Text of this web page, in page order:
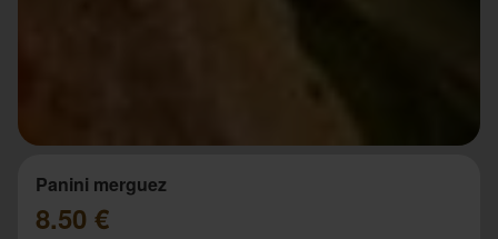
Panini merguez
8.50 €